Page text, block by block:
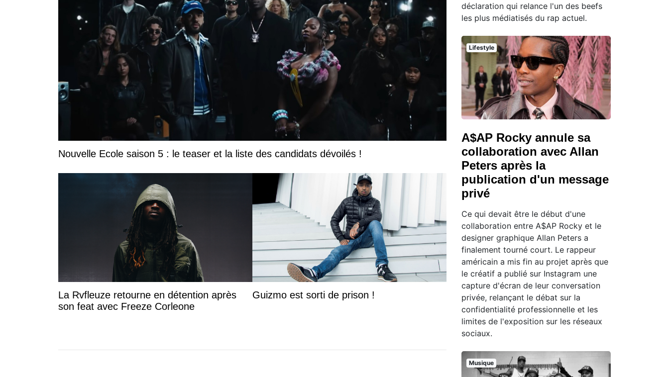
Nouvelle Ecole saison 5 : le teaser et la liste des candidats dévoilés !
La Rvfleuze retourne en détention après
son feat avec Freeze Corleone
Guizmo est sorti de prison !
déclaration qui relance l'un des beefs
les plus médiatisés du rap actuel.
Lifestyle
A$AP Rocky annule sa
collaboration avec Allan
Peters après la
publication d'un message
privé
Ce qui devait être le début d'une
collaboration entre A$AP Rocky et le
designer graphique Allan Peters a
finalement tourné court. Le rappeur
américain a mis fin au projet après que
le créatif a publié sur Instagram une
capture d'écran de leur conversation
privée, relançant le débat sur la
confidentialité professionnelle et les
limites de l'exposition sur les réseaux
sociaux.
Musique